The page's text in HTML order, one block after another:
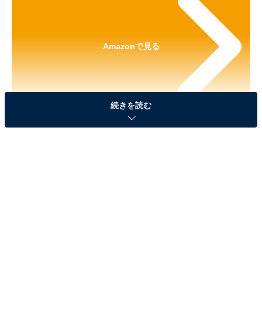
Amazonで見る
続きを読む